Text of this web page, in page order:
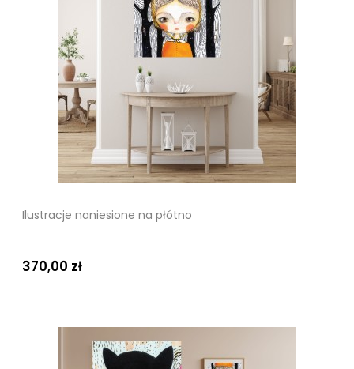
Ilustracje naniesione na płótno
370,00 zł